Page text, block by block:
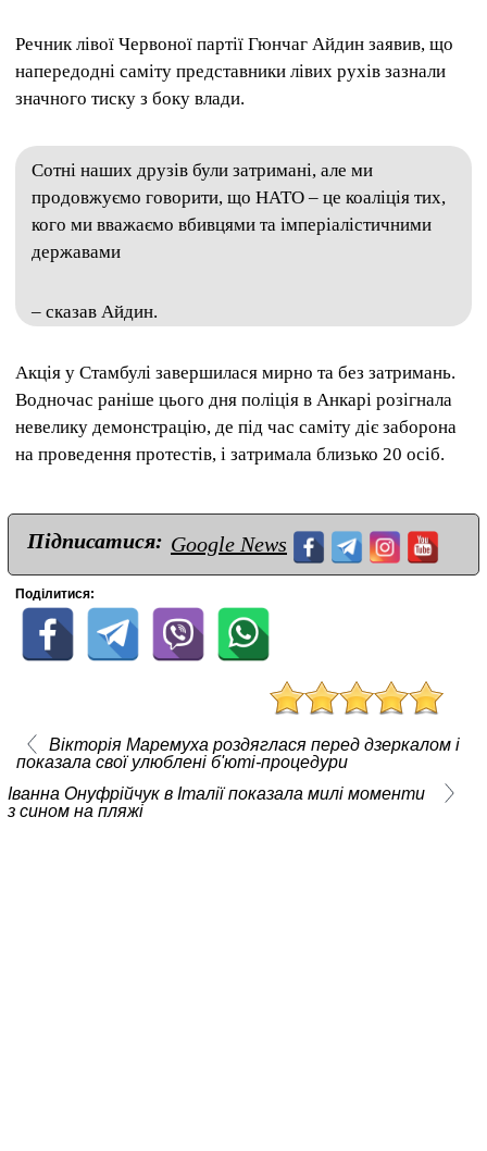
Речник лівої Червоної партії Гюнчаг Айдин заявив, що
напередодні саміту представники лівих рухів зазнали
значного тиску з боку влади.
Сотні наших друзів були затримані, але ми
продовжуємо говорити, що НАТО – це коаліція тих,
кого ми вважаємо вбивцями та імперіалістичними
державами
– сказав Айдин.
Акція у Стамбулі завершилася мирно та без затримань.
Водночас раніше цього дня поліція в Анкарі розігнала
невелику демонстрацію, де під час саміту діє заборона
на проведення протестів, і затримала близько 20 осіб.
Підписатися: Google News
Поділитися:
Вікторія Маремуха роздяглася перед дзеркалом і
показала свої улюблені б'юті-процедури
Іванна Онуфрійчук в Італії показала милі моменти
з сином на пляжі